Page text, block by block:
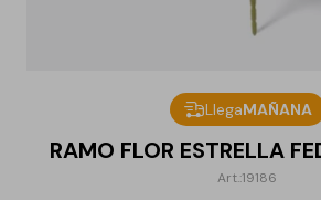
LlegaMAÑANA
RAMO FLOR ESTRELLA
19186